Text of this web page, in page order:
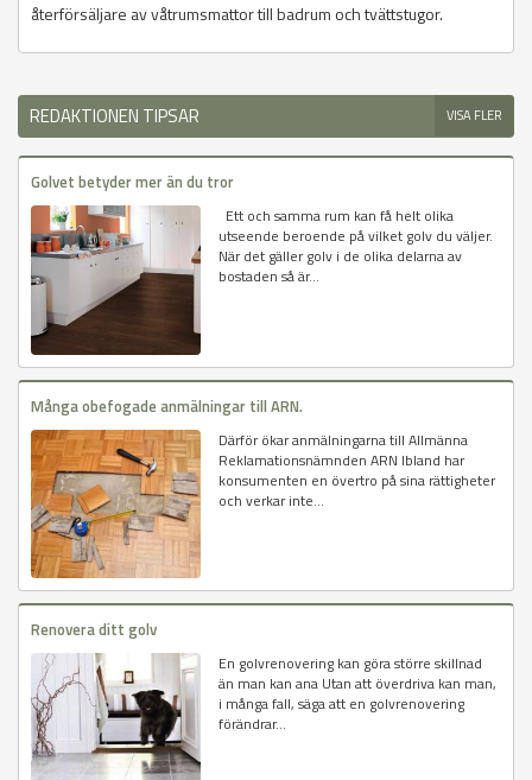
återförsäljare av våtrumsmattor till badrum och tvättstugor.
REDAKTIONEN TIPSAR VISA FLER
Golvet betyder mer än du tror
Ett och samma rum kan få helt olika
utseende beroende på vilket golv du väljer.
När det gäller golv i de olika delarna av
bostaden så är...
Många obefogade anmälningar till ARN.
Därför ökar anmälningarna till Allmänna
Reklamationsnämnden ARN Ibland har
konsumenten en övertro på sina rättigheter
och verkar inte...
Renovera ditt golv
En golvrenovering kan göra större skillnad
än man kan ana Utan att överdriva kan man,
i många fall, säga att en golvrenovering
förändrar...